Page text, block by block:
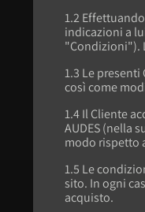
1.2
indicazioni a
"Condizioni").
1.3 Le
così come
1.4 Il Cliente
AUDES (nella
modo rispetto
1.5 Le
sito. In ogni
acquisto.